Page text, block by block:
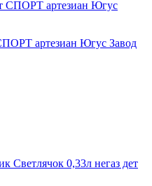
артезиан Югус Завод